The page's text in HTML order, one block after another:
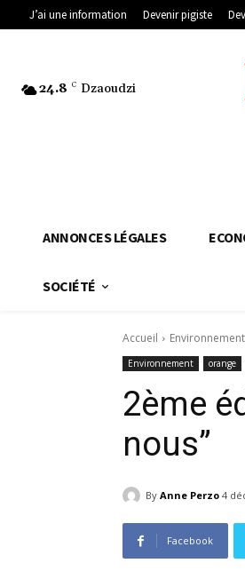
J’ai une information Devenir pigiste
24.8 C Dzaoudzi
ANNONCES LÉGALES
SOCIÉTÉ
Accueil Environnement
Environnement orange
2ème
nous”
By Anne Perzo 4
Facebook